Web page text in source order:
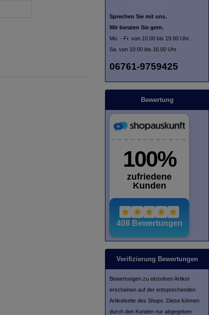
Sprechen Sie mit uns.
Wir beraten Sie gern.
Mo. - Fr. von 10.00 bis 19.00 Uhr.
Sa. von 10.00 bis 16.00 Uhr
06761-9759425
Bewertung
Verifizierung Bewertungen
Bewertungen zu einzelnen Artikel
erscheinen auf der entsprechenden
Artikelseite des Shops. Diese können
durch den Kunden nur abgegeben